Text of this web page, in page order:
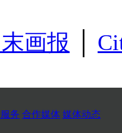
画报
务 合作媒体 媒体动态